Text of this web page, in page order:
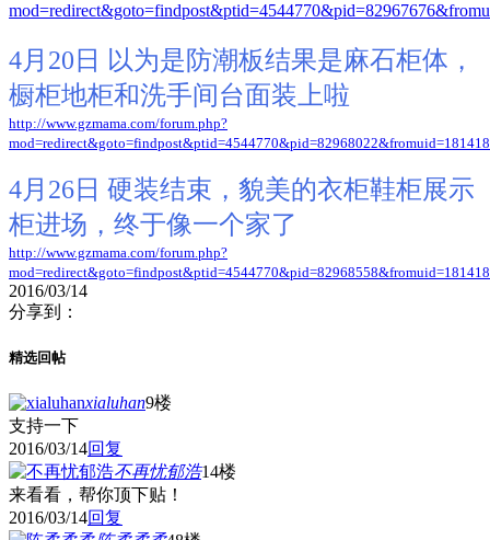
4月20日 以为是防潮板结果是麻石柜体，
橱柜地柜和洗手间台面装上啦
http://www.gzmama.com/forum.php?
4月26日 硬装结束，貌美的衣柜鞋柜展示
柜进场，终于像一个家了
http://www.gzmama.com/forum.php?
2016/03/14
分享到：
精选回帖
xialuhan9楼
支持一下
2016/03/14回复
不再忧郁浩14楼
来看看，帮你顶下贴！
2016/03/14回复